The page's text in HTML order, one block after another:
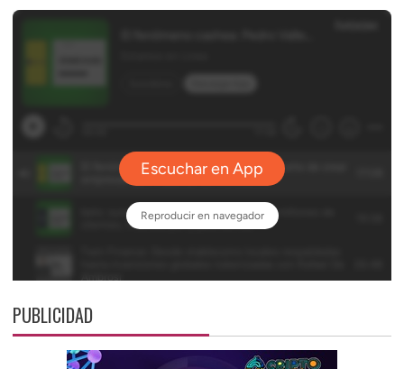
PUBLICIDAD